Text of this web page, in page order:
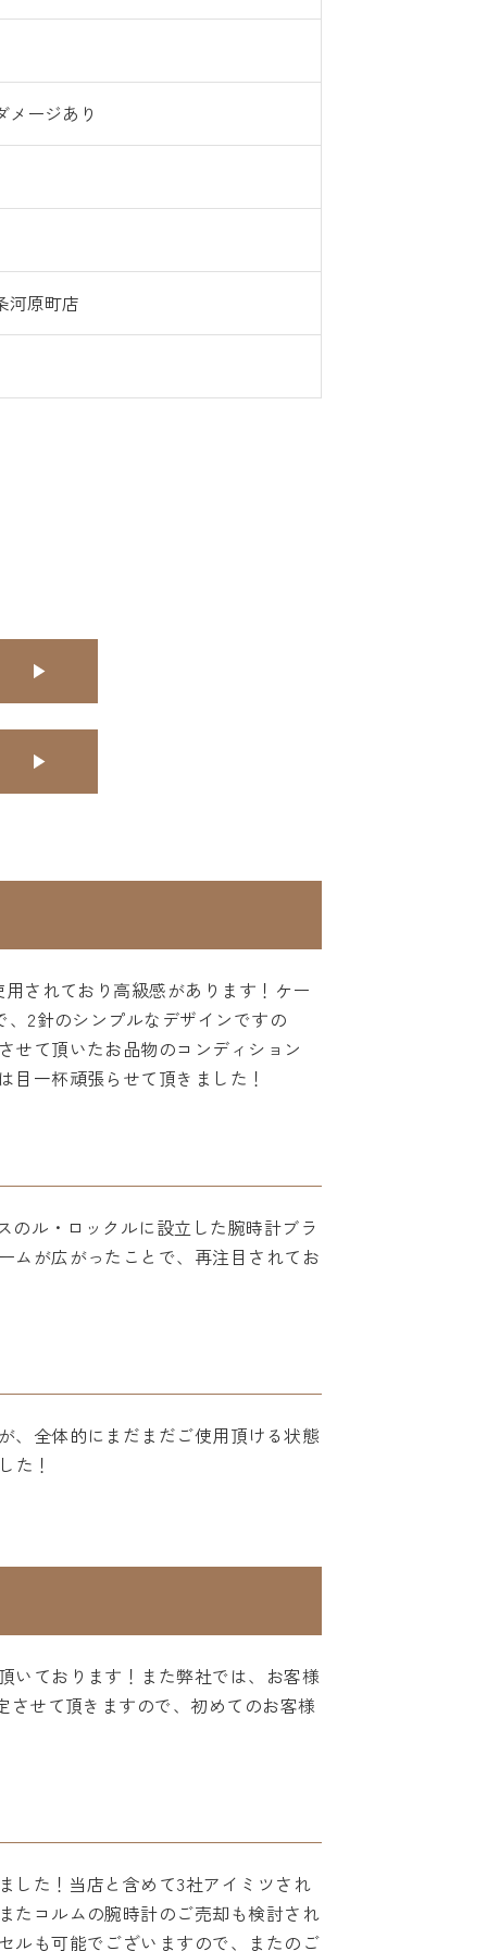
メージあり
河原町店
されており高級感があります！ケー
2針のシンプルなデザインですの
せて頂いたお品物のコンディション
一杯頑張らせて頂きました！
のル・ロックルに設立した腕時計ブラ
ムが広がったことで、再注目されてお
、全体的にまだまだご使用頂ける状態
た！
いております！また弊社では、お客様
させて頂きますので、初めてのお客様
した！当店と含めて3社アイミツされ
たコルムの腕時計のご売却も検討され
ルも可能でございますので、またのご